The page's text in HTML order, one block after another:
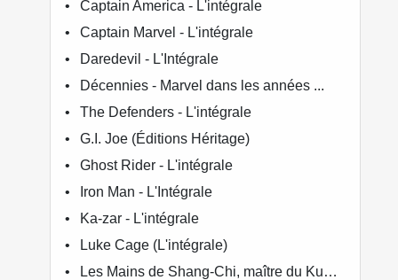
Captain America - L'intégrale
Captain Marvel - L'intégrale
Daredevil - L'Intégrale
Décennies - Marvel dans les années ...
The Defenders - L'intégrale
G.I. Joe (Éditions Héritage)
Ghost Rider - L'intégrale
Iron Man - L'Intégrale
Ka-zar - L'intégrale
Luke Cage (L'intégrale)
Les Mains de Shang-Chi, maître du Kung-Fu